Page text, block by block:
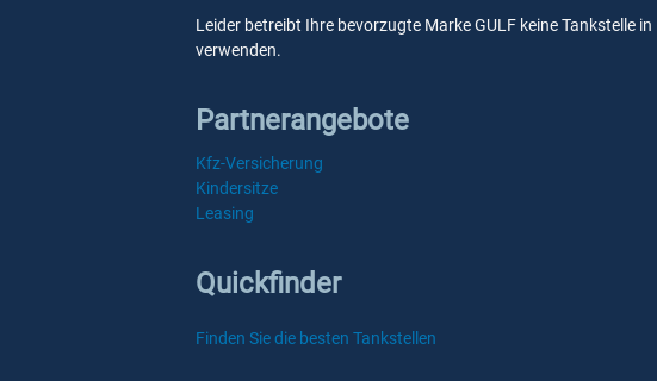
Leider betreibt Ihre bevorzugte Marke GULF keine Tankstelle
verwenden.
Partnerangebote
Kfz-Versicherung
Kindersitze
Leasing
Quickfinder
Finden Sie die besten Tankstellen